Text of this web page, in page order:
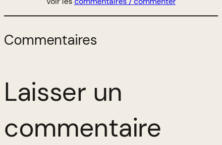
Commentaires
Laisser un
commentaire